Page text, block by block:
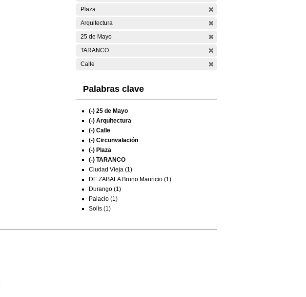
Plaza
Arquitectura
25 de Mayo
TARANCO
Calle
Palabras clave
(-) 25 de Mayo
(-) Arquitectura
(-) Calle
(-) Circunvalación
(-) Plaza
(-) TARANCO
Ciudad Vieja (1)
DE ZABALA Bruno Mauricio (1)
Durango (1)
Palacio (1)
Solís (1)